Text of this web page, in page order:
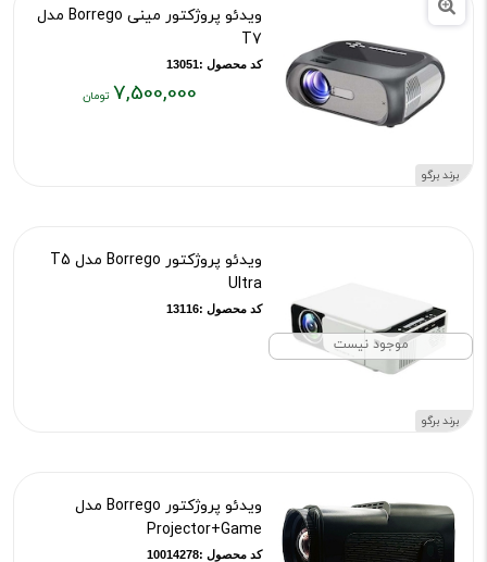
برند برگو
ویدئو پروژکتور مینی Borrego مدل
T7
کد محصول :13051
7,500,000
موجود نیست
برند برگو
ویدئو پروژکتور Borrego مدل T5
Ultra
کد محصول :13116
ویدئو پروژکتور Borrego مدل
Projector+Game
کد محصول :10014278